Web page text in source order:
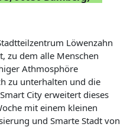
Löwenzahn
zu dem alle Menschen
Athmosphöre
zu unterhalten und die
City erweitert dieses
mit einem kleinen
und Smarte Stadt von